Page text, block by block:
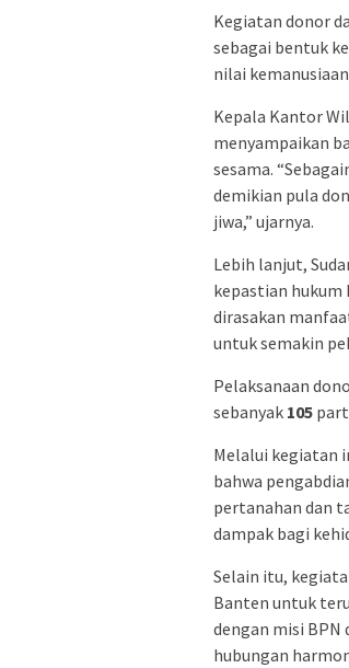
Kegiatan donor
sebagai bentuk
nilai
Kepala Kantor
menyampaikan
sesama.
demikian pula
jiwa,” ujarnya.
Lebih lanjut,
kepastian hukum
dirasakan
untuk semakin
Pelaksanaan
sebanyak 105
Melalui kegiatan
bahwa
pertanahan dan
dampak bagi
Selain itu,
Banten untuk
dengan misi
hubungan